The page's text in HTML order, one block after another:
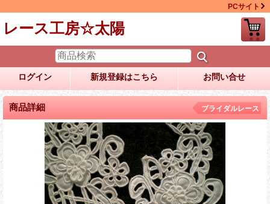
PCサイト
レース工房☆太陽
ログイン 新規登録はこちら お問い合せ
商品詳細 ブライダルレース